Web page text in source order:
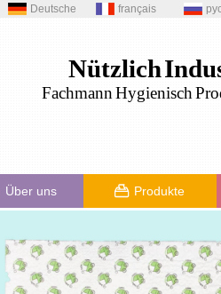
Deutsche français
Nützlich
FachmannHygienisch
Über uns Produkte